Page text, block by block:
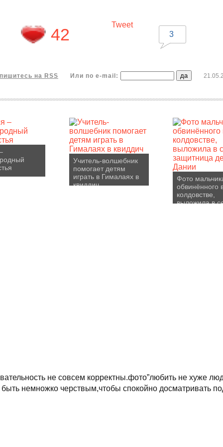
42
Tweet
3
на RSS Или по e-mail:
Учитель-волшебник
помогает детям
играть в Гималаях в
квиддич
Фото
обвинённого
колдовстве,
выложила в
не совсем корректны.фото”любить не хуже
немножко черствым,чтобы спокойно досматривать